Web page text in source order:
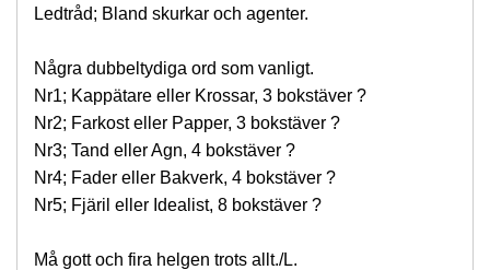
Ledtråd; Bland skurkar och agenter.
Några dubbeltydiga ord som vanligt.
Nr1; Kappätare eller Krossar, 3 bokstäver ?
Nr2; Farkost eller Papper, 3 bokstäver ?
Nr3; Tand eller Agn, 4 bokstäver ?
Nr4; Fader eller Bakverk, 4 bokstäver ?
Nr5; Fjäril eller Idealist, 8 bokstäver ?
Må gott och fira helgen trots allt./L.